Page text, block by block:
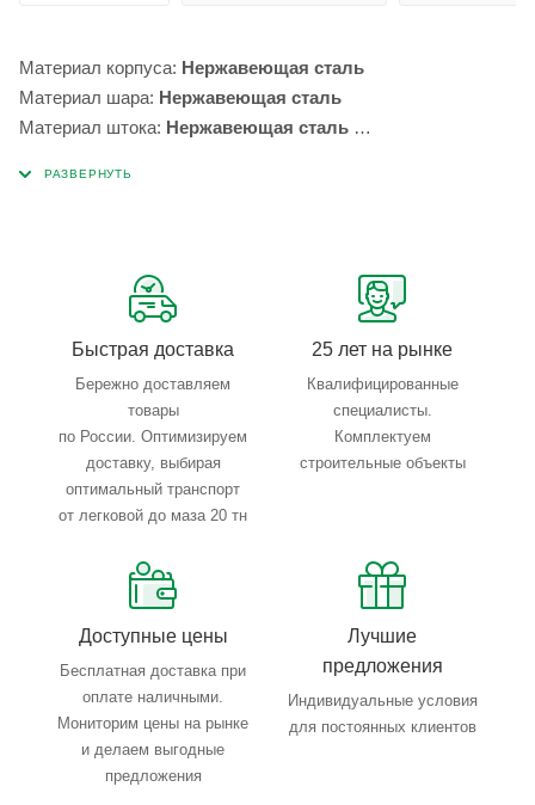
Материал корпуса: Нержавеющая сталь
Материал шара: Нержавеющая сталь
Материал штока: Нержавеющая сталь
Ручной
Рукоятка:
Максимальная температура:
Vexve предназначены для перекрытия и регулирования
потока рабочей среды в системах хладоснабжения и в
технологических процессах.Благодаря цельносварной
конструкции корпуса краны имеют малый вес, легко
монтируются и теплоизолируются.
Тефлоновые уплотнения PTFE плотно поджимаются к
шару с помощью тарельчатых пружин, тем самым
обеспечивают герметичность при малых и больших
Быстрая доставка
Бережно доставляем
товары
по России. Оптимизируем
доставку, выбирая
оптимальный транспорт
от легковой до маза 20 тн
25 лет на рынке
Квалифицированные
специалисты.
Комплектуем
строительные объекты
Доступные цены
Бесплатная доставка при
оплате наличными.
Мониторим цены на рынке
и делаем выгодные
предложения
Лучшие
предложения
Индивидуальные условия
для постоянных клиентов